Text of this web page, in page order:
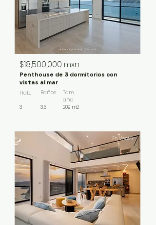
$18,500,000 mxn
Penthouse de 3 dormitorios con
vistas al mar
Hab.
3
Baños
3.5
Tam
año
209 m2
En Venta